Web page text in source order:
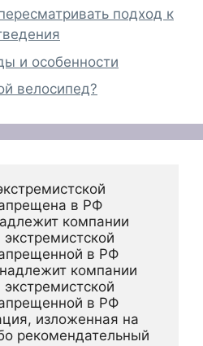
подход к
и особенности
велосипед?
в РФ
компании
в РФ
компании
в РФ
изложенная на
рекомендательный